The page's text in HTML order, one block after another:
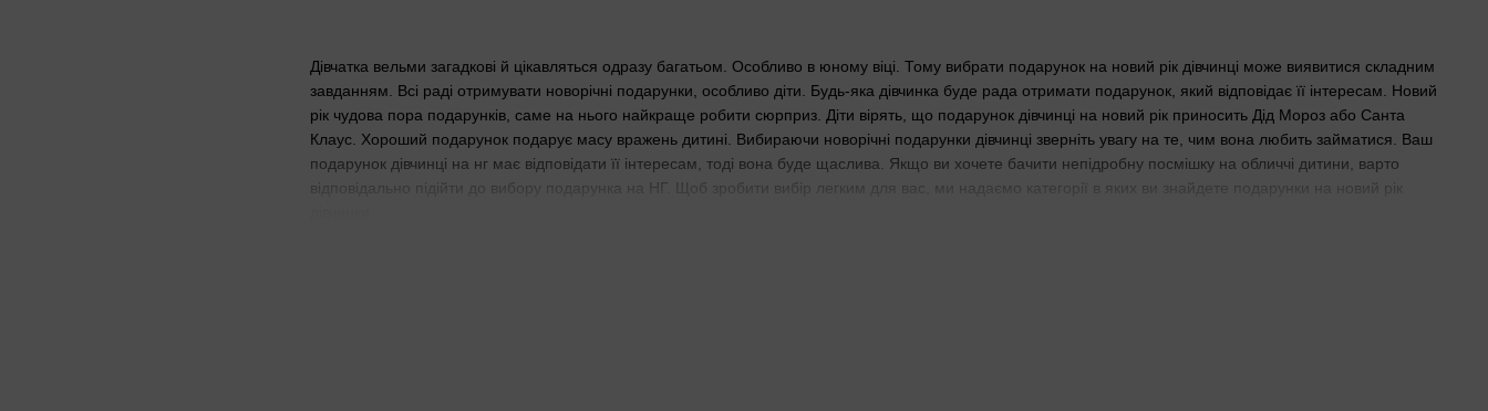
Дівчатка вельми загадкові й цікавляться одразу багатьом. Особливо в юному віці. Тому вибрати подарунок на новий рік дівчинці може виявитися складним
завданням. Всі раді отримувати новорічні подарунки, особливо діти. Будь-яка дівчинка буде рада отримати подарунок, який відповідає її інтересам. Новий
рік чудова пора подарунків, саме на нього найкраще робити сюрприз. Діти вірять, що подарунок дівчинці на новий рік приносить Дід Мороз або Санта
Клаус. Хороший подарунок подарує масу вражень дитині. Вибираючи новорічні подарунки дівчинці зверніть увагу на те, чим вона любить займатися. Ваш
подарунок дівчинці на нг має відповідати її інтересам, тоді вона буде щаслива. Якщо ви хочете бачити непідробну посмішку на обличчі дитини, варто
відповідально підійти до вибору подарунка на НГ. Щоб зробити вибір легким для вас, ми надаємо категорії в яких ви знайдете подарунки на новий рік